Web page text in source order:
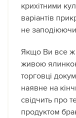
крихітними
варіантів
не
Якщо Ви все ж
живою
торговці
наявне на
свідчить про
продуктом